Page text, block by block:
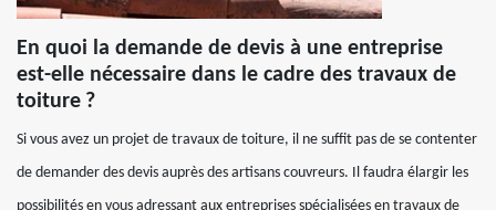
En quoi la demande de devis à une entreprise
est-elle nécessaire dans le cadre des travaux de
toiture ?
Si vous avez un projet de travaux de toiture, il ne suffit pas de se contenter
de demander des devis auprès des artisans couvreurs. Il faudra élargir les
possibilités en vous adressant aux entreprises spécialisées en travaux de